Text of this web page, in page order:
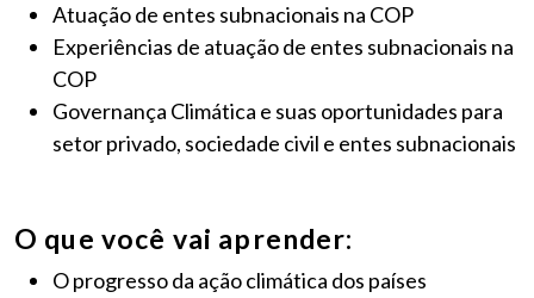
Atuação de entes subnacionais na COP
Experiências de atuação de entes subnacionais na
COP
Governança Climática e suas oportunidades para
setor privado, sociedade civil e entes subnacionais
O que você vai aprender:
O progresso da ação climática dos países